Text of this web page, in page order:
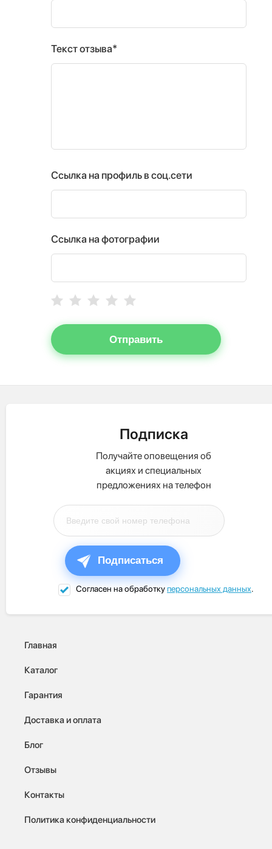
Текст отзыва*
Ссылка на профиль в соц.сети
Ссылка на фотографии
Отправить
Подписка
Получайте оповещения об
акциях и специальных
предложениях на телефон
Подписаться
Согласен на обработкуперсональных данных.
Главная
Каталог
Гарантия
Доставка и оплата
Блог
Отзывы
Контакты
Политика конфиденциальности